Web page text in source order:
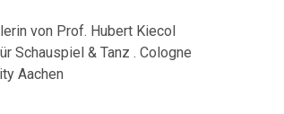
von Prof. Hubert Kiecol
Schauspiel & Tanz . Cologne
Aachen